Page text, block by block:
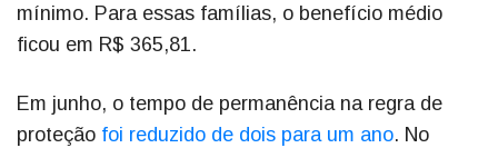
mínimo. Para essas famílias, o benefício médio
ficou em R$ 365,81.
Em junho, o tempo de permanência na regra de
proteção foi reduzido de dois para um ano. No